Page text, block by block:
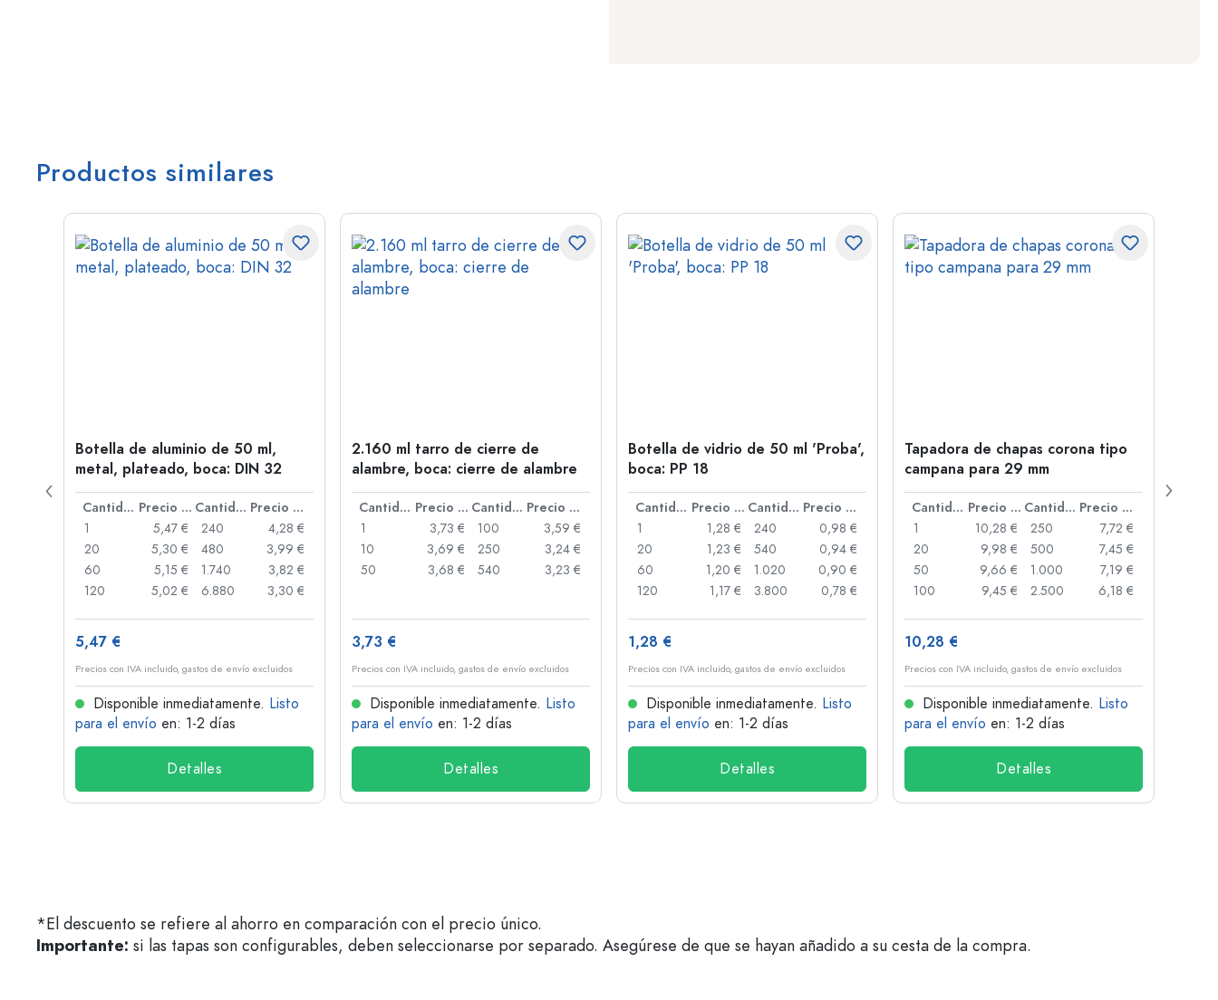
Productos similares
Botella de aluminio de 50 ml,
metal, plateado, boca: DIN 32
Cantidad Precio por unidad Cantidad
Precio por unidad
1
5,47 €
20
5,30 €
60
5,15 €
120
5,02 €
240
4,28 €
480
3,99 €
1.740
3,82 €
6.880
3,30 €
5,47 €
Precios con IVA incluido, gastos de envío excluidos
Disponible inmediatamente. Listo
para el envío en: 1-2 días
Detalles
2.160 ml tarro de cierre de
alambre, boca: cierre de alambre
Cantidad Precio por unidad Cantidad
Precio por unidad
1
3,73 €
10
3,69 €
50
3,68 €
100
3,59 €
250
3,24 €
540
3,23 €
3,73 €
Precios con IVA incluido, gastos de envío excluidos
Disponible inmediatamente. Listo
para el envío en: 1-2 días
Detalles
Botella de vidrio de 50 ml 'Proba',
boca: PP 18
Cantidad Precio por unidad Cantidad
Precio por unidad
1
1,28 €
20
1,23 €
60
1,20 €
120
1,17 €
240
0,98 €
540
0,94 €
1.020
0,90 €
3.800
0,78 €
1,28 €
Precios con IVA incluido, gastos de envío excluidos
Disponible inmediatamente. Listo
para el envío en: 1-2 días
Detalles
Tapadora de chapas corona tipo
campana para 29 mm
Cantidad Precio por unidad Cantidad
Precio por unidad
1
10,28 €
20
9,98 €
50
9,66 €
100
9,45 €
250
7,72 €
500
7,45 €
1.000
7,19 €
2.500
6,18 €
10,28 €
Precios con IVA incluido, gastos de envío excluidos
Disponible inmediatamente. Listo
para el envío en: 1-2 días
Detalles
*El descuento se refiere al ahorro en comparación con el precio único.
Importante: si las tapas son configurables, deben seleccionarse por separado. Asegúrese de que se hayan añadido a su cesta de la compra.